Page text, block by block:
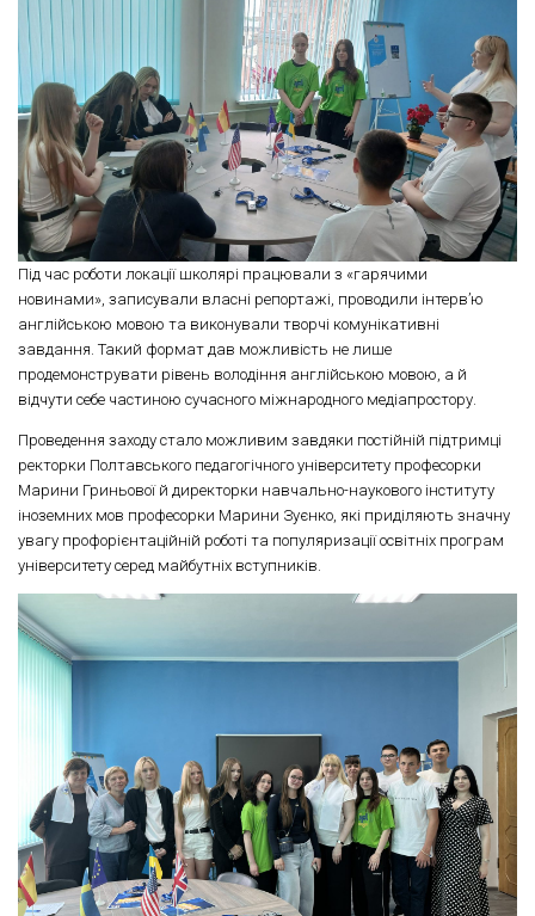
Під час роботи локації школярі працювали з «гарячими
новинами», записували власні репортажі, проводили інтерв’ю
англійською мовою та виконували творчі комунікативні
завдання. Такий формат дав можливість не лише
продемонструвати рівень володіння англійською мовою, а й
відчути себе частиною сучасного міжнародного медіапростору.
Проведення заходу стало можливим завдяки постійній підтримці
ректорки Полтавського педагогічного університету професорки
Марини Гриньової й директорки навчально-наукового інституту
іноземних мов професорки Марини Зуєнко, які приділяють значну
увагу профорієнтаційній роботі та популяризації освітніх програм
університету серед майбутніх вступників.